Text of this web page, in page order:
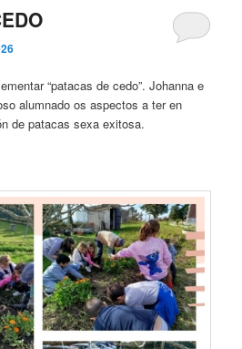
“patacas de cedo”. Johanna e
alumnado os aspectos a ter en
de patacas sexa exitosa.